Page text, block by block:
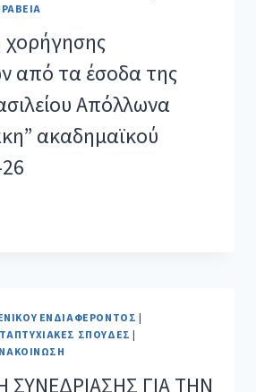
από τα έσοδα της
Απόλλωνα
ακαδημαϊκού
ΕΝΔΙΑΦΈΡΟΝΤΟΣ |
ΣΠΟΥΔΈΣ |